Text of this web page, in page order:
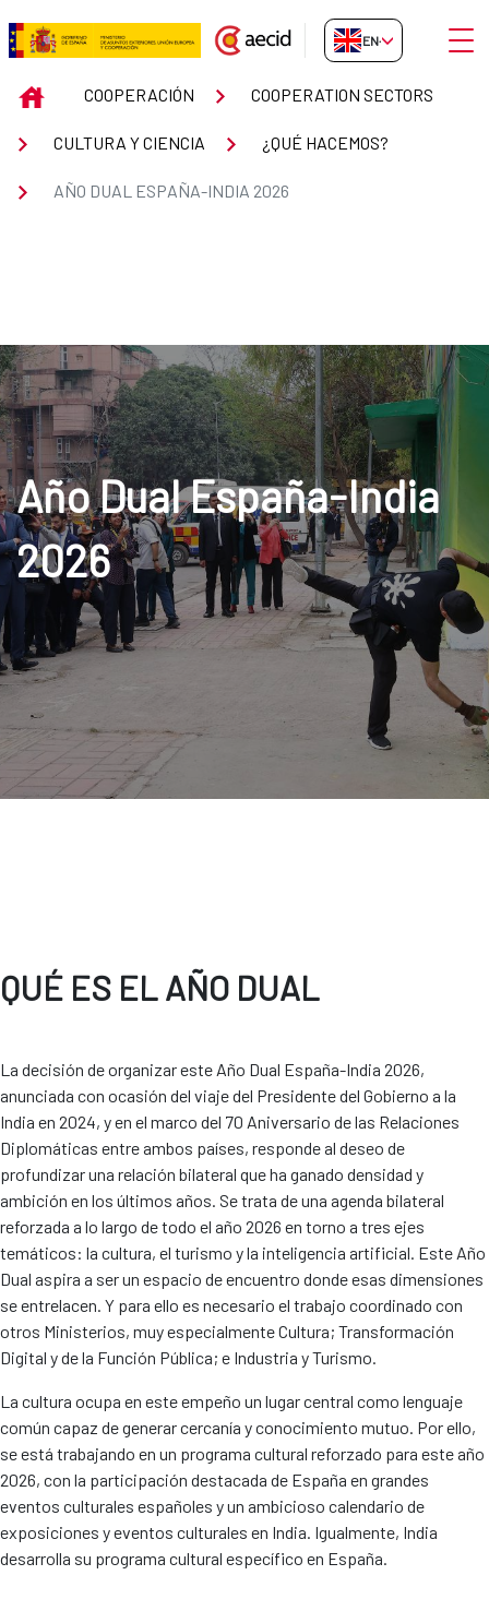
Skip to Main Content
Año Dual España-India 2026
EN-GB
INICIOCOOPERACIÓN COOPERATION SECTORS
CULTURA Y CIENCIA ¿QUÉ HACEMOS?
AÑO DUAL ESPAÑA-INDIA 2026
Año Dual España-India
2026
QUÉ ES EL AÑO DUAL
La decisión de organizar este Año Dual España-India 2026,
anunciada con ocasión del viaje del Presidente del Gobierno a la
India en 2024, y en el marco del 70 Aniversario de las Relaciones
Diplomáticas entre ambos países, responde al deseo de
profundizar una relación bilateral que ha ganado densidad y
ambición en los últimos años. Se trata de una agenda bilateral
reforzada a lo largo de todo el año 2026 en torno a tres ejes
temáticos: la cultura, el turismo y la inteligencia artificial. Este Año
Dual aspira a ser un espacio de encuentro donde esas dimensiones
se entrelacen. Y para ello es necesario el trabajo coordinado con
otros Ministerios, muy especialmente Cultura; Transformación
Digital y de la Función Pública; e Industria y Turismo.
La cultura ocupa en este empeño un lugar central como lenguaje
común capaz de generar cercanía y conocimiento mutuo. Por ello,
se está trabajando en un programa cultural reforzado para este año
2026, con la participación destacada de España en grandes
eventos culturales españoles y un ambicioso calendario de
exposiciones y eventos culturales en India. Igualmente, India
desarrolla su programa cultural específico en España.